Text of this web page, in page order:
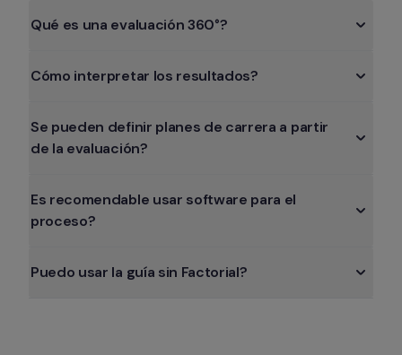
Qué es una evaluación 360°?
Cómo interpretar los resultados?
Se pueden definir planes de carrera a partir
de la evaluación?
Es recomendable usar software para el
proceso?
Puedo usar la guía sin Factorial?